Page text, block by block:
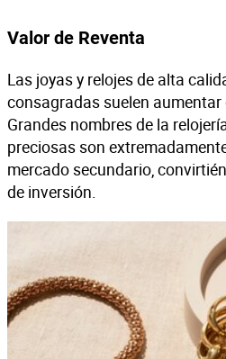
Valor de Reventa
Las joyas y relojes de alta
consagradas suelen aumentar
Grandes nombres de la
preciosas son
mercado secundario,
de inversión.